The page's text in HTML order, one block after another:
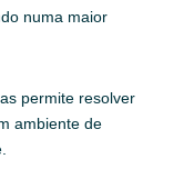
numa maior
permite resolver
ambiente de